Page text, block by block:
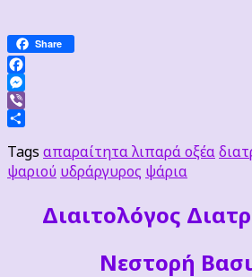
Share
Facebook
Messenger
Viber
Tags απαραίτητα λιπαρά οξέα
ψαριού υδράργυρος ψάρια
Διαιτoλόγος
Νεστορή